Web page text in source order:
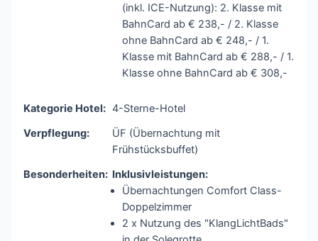
(inkl. ICE-Nutzung): 2. Klasse mit
BahnCard ab € 238,- / 2. Klasse
ohne BahnCard ab € 248,- / 1.
Klasse mit BahnCard ab € 288,- / 1.
Klasse ohne BahnCard ab € 308,-
Kategorie Hotel: 4-Sterne-Hotel
Verpflegung:
ÜF (Übernachtung mit
Frühstücksbuffet)
Besonderheiten: Inklusivleistungen:
Übernachtungen Comfort Class-
Doppelzimmer
2 x Nutzung des "KlangLichtBads"